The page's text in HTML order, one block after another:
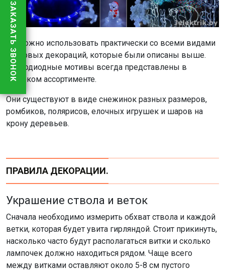
Их можно использовать практически со всеми видами
световых декораций, которые были описаны выше.
Светодиодные мотивы всегда представлены в
широком ассортименте.
Они существуют в виде снежинок разных размеров,
ромбиков, полярисов, елочных игрушек и шаров на
крону деревьев.
ПРАВИЛА ДЕКОРАЦИИ.
Украшение ствола и веток
Сначала необходимо измерить обхват ствола и каждой
ветки, которая будет увита гирляндой. Стоит прикинуть,
насколько часто будут располагаться витки и сколько
лампочек должно находиться рядом. Чаще всего
между витками оставляют около 5-8 см пустого
ЗАКАЗАТЬ ЗВОНОК